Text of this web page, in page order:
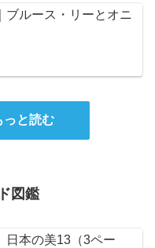
ブルース・リーとオニ
っと読む
図鑑
日本の美13（3ペー